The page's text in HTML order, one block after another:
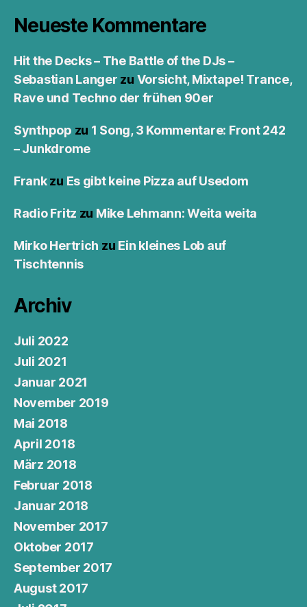
Neueste Kommentare
Hit the Decks – The Battle of the DJs –
Sebastian Langer zu Vorsicht, Mixtape! Trance,
Rave und Techno der frühen 90er
Synthpop zu 1 Song, 3 Kommentare: Front 242
– Junkdrome
Frankzu Es gibt keine Pizza auf Usedom
Radio Fritz zu Mike Lehmann: Weita weita
Mirko Hertrich zu Ein kleines Lob auf
Tischtennis
Archiv
Juli 2022
Juli 2021
Januar 2021
November 2019
Mai 2018
April 2018
März 2018
Februar 2018
Januar 2018
November 2017
Oktober 2017
September 2017
August 2017